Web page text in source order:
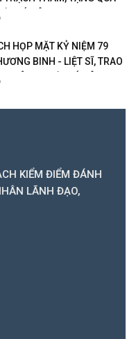
CÓ CÔNG
HỌP MẶT KỶ NIỆM 79
BINH - LIỆT SĨ, TRAO
ÂN NGƯỜI CÓ CÔNG
KIỂM ĐIỂM ĐÁNH
LÃNH ĐẠO,